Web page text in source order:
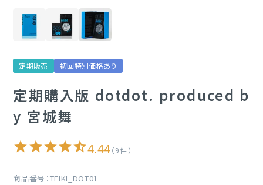
ブランド一覧
その他
定期販売 初回特別価格あり
定期購入版 dotdot. produced b
y 宮城舞
4.44 9
商品番号 TEIKI_DOT01